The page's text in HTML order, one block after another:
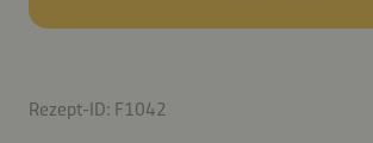
Rezept-ID: F1042